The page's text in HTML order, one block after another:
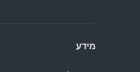
מידע